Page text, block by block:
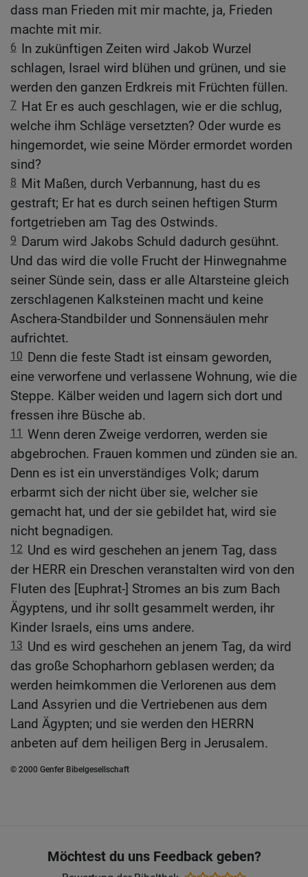
dass man Frieden mit mir machte, ja, Frieden
machte mit mir.
6 In zukünftigen Zeiten wird Jakob Wurzel
schlagen, Israel wird blühen und grünen, und sie
werden den ganzen Erdkreis mit Früchten füllen.
7 Hat Er es auch geschlagen, wie er die schlug,
welche ihm Schläge versetzten? Oder wurde es
hingemordet, wie seine Mörder ermordet worden
sind?
8 Mit Maßen, durch Verbannung, hast du es
gestraft; Er hat es durch seinen heftigen Sturm
fortgetrieben am Tag des Ostwinds.
9 Darum wird Jakobs Schuld dadurch gesühnt.
Und das wird die volle Frucht der Hinwegnahme
seiner Sünde sein, dass er alle Altarsteine gleich
zerschlagenen Kalksteinen macht und keine
Aschera-Standbilder und Sonnensäulen mehr
aufrichtet.
10 Denn die feste Stadt ist einsam geworden,
eine verworfene und verlassene Wohnung, wie die
Steppe. Kälber weiden und lagern sich dort und
fressen ihre Büsche ab.
11 Wenn deren Zweige verdorren, werden sie
abgebrochen. Frauen kommen und zünden sie an.
Denn es ist ein unverständiges Volk; darum
erbarmt sich der nicht über sie, welcher sie
gemacht hat, und der sie gebildet hat, wird sie
nicht begnadigen.
12 Und es wird geschehen an jenem Tag, dass
der HERR ein Dreschen veranstalten wird von den
Fluten des [Euphrat-] Stromes an bis zum Bach
Ägyptens, und ihr sollt gesammelt werden, ihr
Kinder Israels, eins ums andere.
13 Und es wird geschehen an jenem Tag, da wird
das große Schopharhorn geblasen werden; da
werden heimkommen die Verlorenen aus dem
Land Assyrien und die Vertriebenen aus dem
Land Ägypten; und sie werden den HERRN
anbeten auf dem heiligen Berg in Jerusalem.
© 2000 Genfer Bibelgesellschaft
Möchtest du uns Feedback geben?